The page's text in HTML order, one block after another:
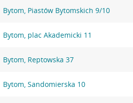
Bytom, Piastów Bytomskich 9/10
Bytom, plac Akademicki 11
Bytom, Reptowska 37
Bytom, Sandomierska 10